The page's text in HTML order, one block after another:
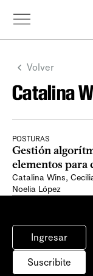
Volver
Catalina
POSTURAS
Gestión
elementos para
Catalina Wins,
Noelia López
Ingresar
Suscribite